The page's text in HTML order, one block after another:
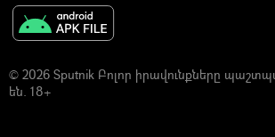
© 2026 Sputnik Բոլոր իրավունքները
են. 18+